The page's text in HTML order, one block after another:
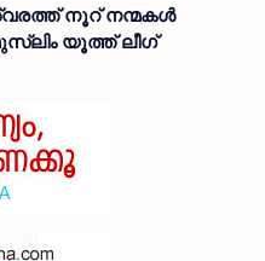
നൂറ് നന്മകൾ
യൂത്ത് ലീഗ്